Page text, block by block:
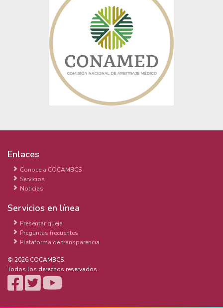
Enlaces
Conoce a COCAMBCS
Servicios
Noticias
Servicios en línea
Presentar queja
Preguntas frecuentes
Plataforma de transparencia
© 2026 COCAMBCS.
Todos los derechos reservados.